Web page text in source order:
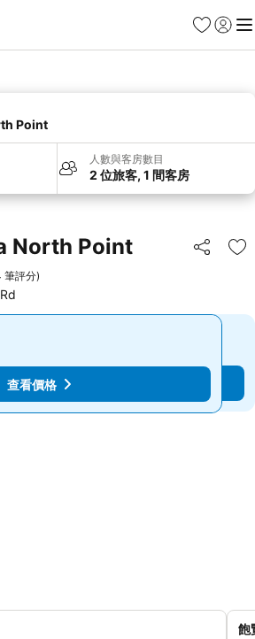
收藏夾
登入 選
Point
人數與客房數目
2 位旅客, 1 間客房
North Point 分享
放
筆評分)
查看價格
查看價格
飽